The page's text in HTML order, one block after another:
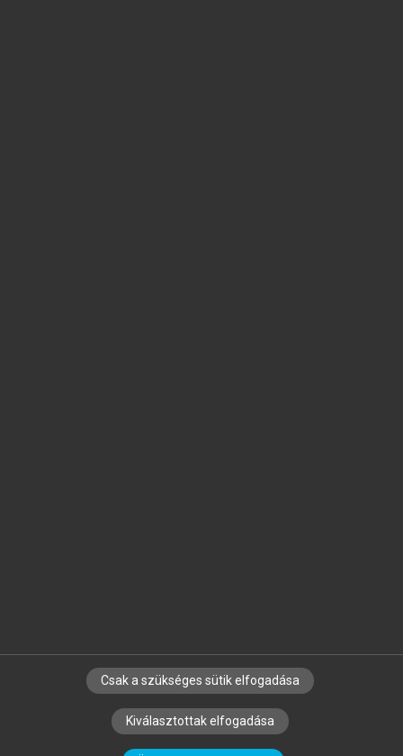
SZERZŐKNEK CÉGEKNEK KÖNYVTÁROSOKNAK
SZERKESZTÉSI ÉS LEKTORÁLÁSI ALAPELVEK
Csak a szükséges sütik elfogadása
Kiválasztottak elfogadása